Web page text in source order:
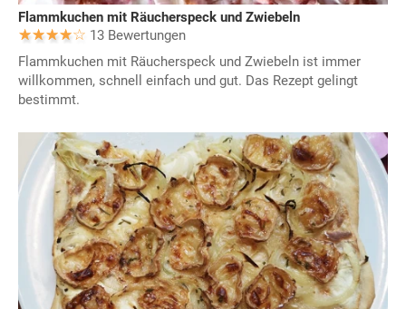
Flammkuchen mit Räucherspeck und Zwiebeln
13 Bewertungen
Flammkuchen mit Räucherspeck und Zwiebeln ist immer
willkommen, schnell einfach und gut. Das Rezept gelingt
bestimmt.